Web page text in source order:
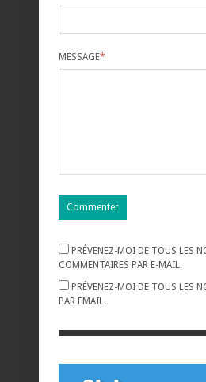
MESSAGE*
PRÉVENEZ-MOI DE TOUS LES
COMMENTAIRES PAR E-MAIL.
PRÉVENEZ-MOI DE TOUS LES
PAR EMAIL.